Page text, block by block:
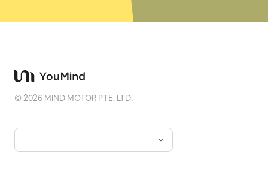
©2026 MIND MOTOR PTE. LTD.